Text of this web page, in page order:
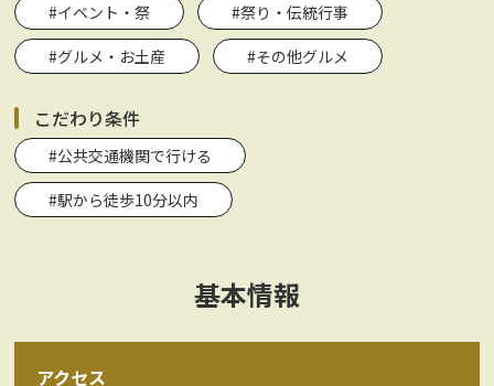
#イベント・祭
#祭り・伝統行事
#グルメ・お土産
#その他グルメ
こだわり条件
#公共交通機関で行ける
#駅から徒歩10分以内
基本情報
アクセス